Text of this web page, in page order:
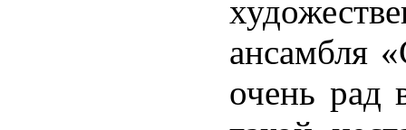
ансамбля
очень рад